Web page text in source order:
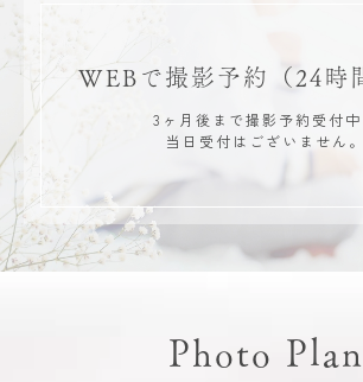
WEBで撮影予約 （24時
3ヶ月後まで撮影予約受付中
当日受付はございません。
Photo Plan